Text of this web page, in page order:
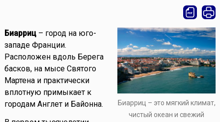
Биарриц – это мягкий климат,
чистый океан и свежий
Биарриц– город на юго-
западе Франции.
Расположен вдоль Берега
басков, на мысе Святого
Мартена и практически
вплотную примыкает к
городам Англет и Байонна.